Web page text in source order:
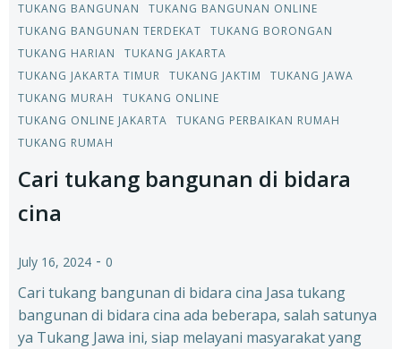
TUKANG BANGUNAN
TUKANG BANGUNAN ONLINE
TUKANG BANGUNAN TERDEKAT
TUKANG BORONGAN
TUKANG HARIAN
TUKANG JAKARTA
TUKANG JAKARTA TIMUR
TUKANG JAKTIM
TUKANG JAWA
TUKANG MURAH
TUKANG ONLINE
TUKANG ONLINE JAKARTA
TUKANG PERBAIKAN RUMAH
TUKANG RUMAH
Cari tukang bangunan di bidara
cina
July 16, 2024 - 0
Cari tukang bangunan di bidara cina Jasa tukang
bangunan di bidara cina ada beberapa, salah satunya
ya Tukang Jawa ini, siap melayani masyarakat yang